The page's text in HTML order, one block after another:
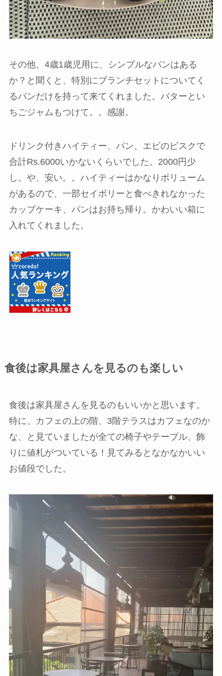
その他、4歳1歳児用に、シンプルなパンはある
か？と聞くと、特別にブランチセットについてく
るパンだけを持って来てくれました。バターとい
ちごジャムもつけて。。感謝。
ドリンク付きハイティー、パン、エビのビスクで
合計Rs.6000いかないくらいでした。2000円少
し。や、安い。。ハイティーはかなりボリューム
があるので、一部セイボリーと食べきれなかった
カップケーキ、パンはお持ち帰り。かわいい箱に
入れてくれました。
食後は家具屋さんを見るのも楽しい
食後は家具屋さんを見るのもいいかと思います。
特に、カフェの上の階、3階テラスはカフェなのか
な、と見ていましたが全ての椅子やテーブル、飾
りに値札がついている！見てみるとなかなかいい
お値段でした。